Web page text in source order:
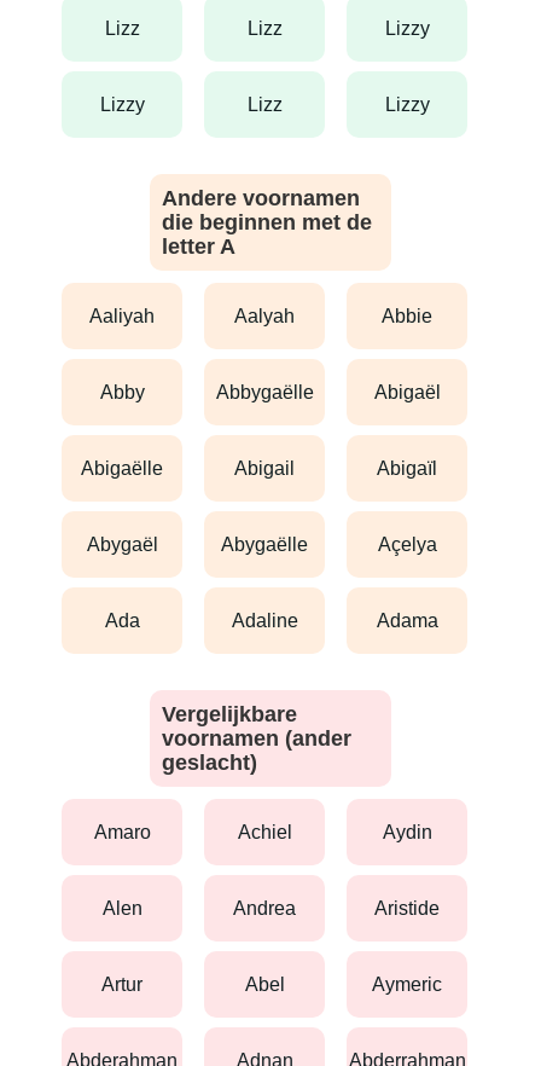
lizz lizz lizzy
lizzy lizz lizzy
Andere voornamen
die beginnen met de
letter A
aaliyah aalyah abbie
abby abbygaëlle abigaël
abigaëlle abigail abigaïl
abygaël abygaëlle açelya
ada adaline adama
Vergelijkbare
voornamen (ander
geslacht)
amaro achiel aydin
alen andrea aristide
artur abel aymeric
abderahman adnan abderrahman